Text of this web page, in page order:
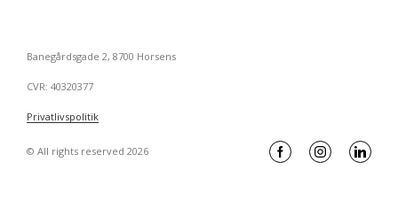
Banegårdsgade 2, 8700 Horsens
CVR: 40320377
Privatlivspolitik
© All rights reserved 2026